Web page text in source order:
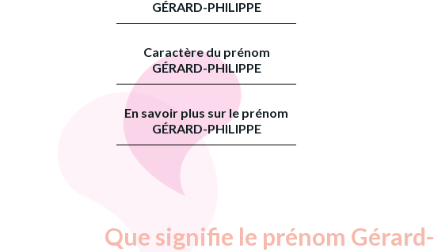
GÉRARD-PHILIPPE
Caractère du prénom
GÉRARD-PHILIPPE
En savoir plus sur le prénom
GÉRARD-PHILIPPE
Que signifie le prénom Gérard-